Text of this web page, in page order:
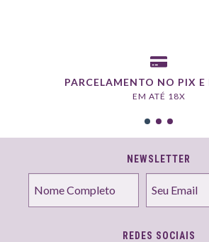
PARCELAMENTO NO PIX E
EM ATÉ 18X
NEWSLETTER
REDES SOCIAIS